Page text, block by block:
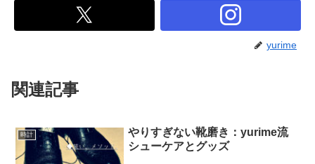
yurime
関連記事
時計
やりすぎない靴磨き：yurime流
シューケアとグッズ